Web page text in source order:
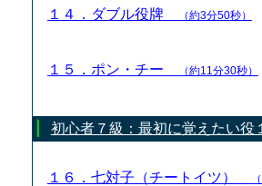
１４．ダブル役牌 （約3分50秒）
１５．ポン・チー （約11分30秒）
初心者７級：最初に覚えたい役１
１６．七対子（チートイツ）